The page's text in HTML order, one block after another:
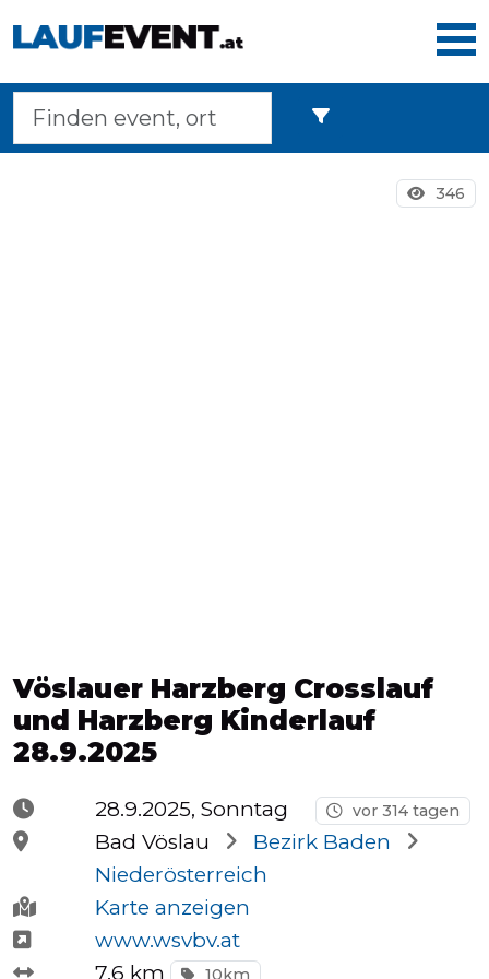
Home
Wien
Virtuelle
Läufe
Kinder
events
Vöslauer Harzberg Crosslauf
und Harzberg Kinderlauf
28.9.2025
346
28.9.2025, Sonntag vor 314 tagen
Bad Vöslau
Bezirk Baden
Niederösterreich
Karte anzeigen
www.wsvbv.at
7.6 km
10km